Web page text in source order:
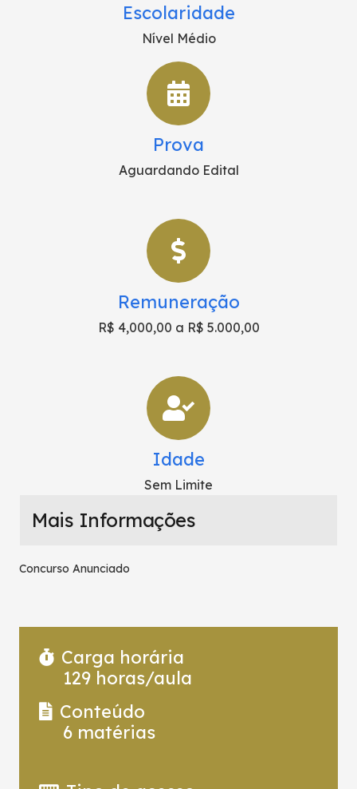
Escolaridade
Nível Médio
Prova
Aguardando Edital
Remuneração
R$ 4,000,00 a R$ 5.000,00
Idade
Sem Limite
Mais Informações
Concurso Anunciado
Carga horária
129 horas/aula
Conteúdo
6 matérias